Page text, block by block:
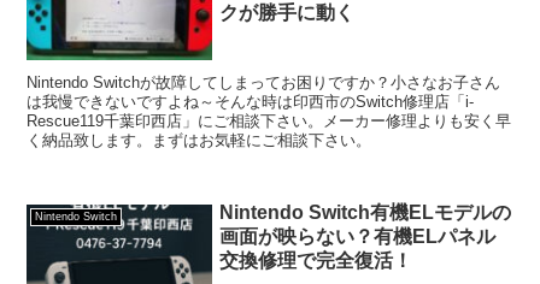
クが勝手に動く
Nintendo Switchが故障してしまってお困りですか？小さなお子さん
は我慢できないですよね～そんな時は印西市のSwitch修理店「i-
Rescue119千葉印西店」にご相談下さい。メーカー修理よりも安く早
く納品致します。まずはお気軽にご相談下さい。
Nintendo Switch
Nintendo Switch有機ELモデルの
画面が映らない？有機ELパネル
交換修理で完全復活！